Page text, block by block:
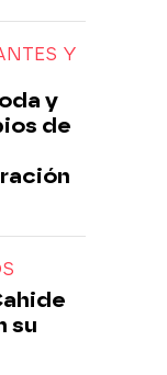
Y
y
de
su